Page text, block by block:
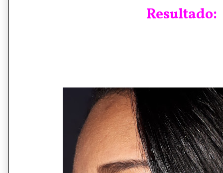
Resultado: